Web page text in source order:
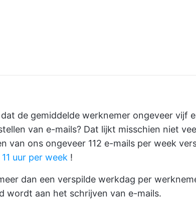
de gemiddelde werknemer ongeveer vijf
van e-mails? Dat lijkt misschien niet
van ons ongeveer 112 e-mails per week
11 uur per week !
dan een verspilde werkdag per
wordt aan het schrijven van e-mails.